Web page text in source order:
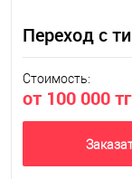
Переход с
Стоимость:
от 100 000 тг